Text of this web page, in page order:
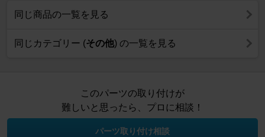
同じ商品の一覧を見る
同じカテゴリー (その他) の一覧を見る
このパーツの取り付けが
難しいと思ったら、プロに相談！
パーツ取り付け相談